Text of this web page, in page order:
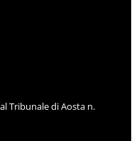
Tribunale di Aosta n.